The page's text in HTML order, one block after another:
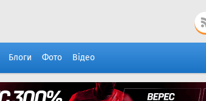
Блоги Фото Відео